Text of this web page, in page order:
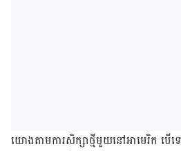
យោង​តាម​ការ​សិក្សា​ថ្មី​មួយ​នៅ​អាមេរិក បើ​ទ